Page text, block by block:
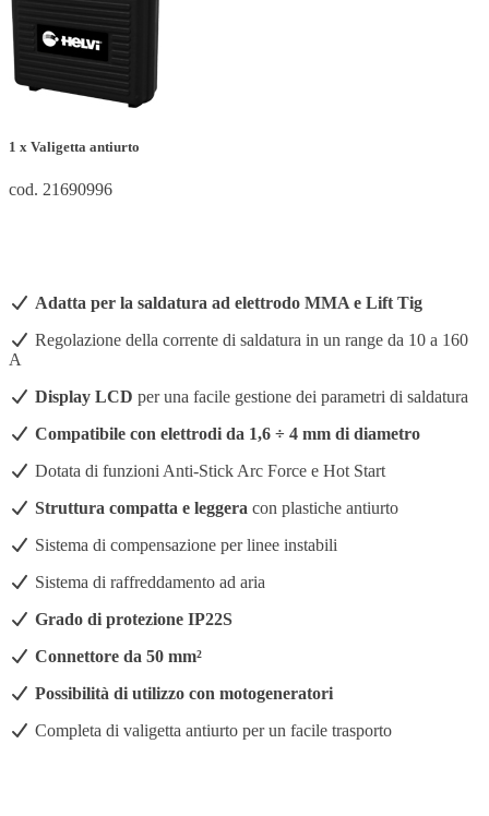
1 x Valigetta antiurto
cod. 21690996
Adatta per la saldatura ad elettrodo MMA e Lift Tig
Regolazione della corrente di saldatura in un range da 10 a 160
A
Display LCD per una facile gestione dei parametri di saldatura
Compatibile con elettrodi da 1,6 ÷ 4 mm di diametro
Dotata di funzioni Anti-Stick Arc Force e Hot Start
Struttura compatta e leggera con plastiche antiurto
Sistema di compensazione per linee instabili
Sistema di raffreddamento ad aria
Grado di protezione IP22S
Connettore da 50 mm²
Possibilità di utilizzo con motogeneratori
Completa di valigetta antiurto per un facile trasporto